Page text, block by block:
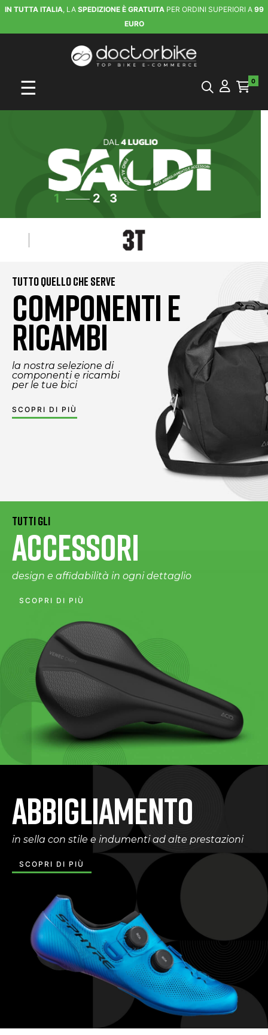
IN TUTTA ITALIA, LA SPEDIZIONE È GRATUITAPER ORDINI SUPERIORI A 99
EURO
navigazione Toggle
☰ 0
1 2 3
Tutto quello che serve
COMPONENTI E
RICAMBI
la nostra selezione di
componenti e ricambi
per le tue bici
SCOPRI DI PIÙ
Tutti GLI
ACCESSORI
design e affidabilità in ogni dettaglio
SCOPRI DI PIÙ
ABBIGLIAMENTO
in sella con stile e indumenti ad alte prestazioni
SCOPRI DI PIÙ